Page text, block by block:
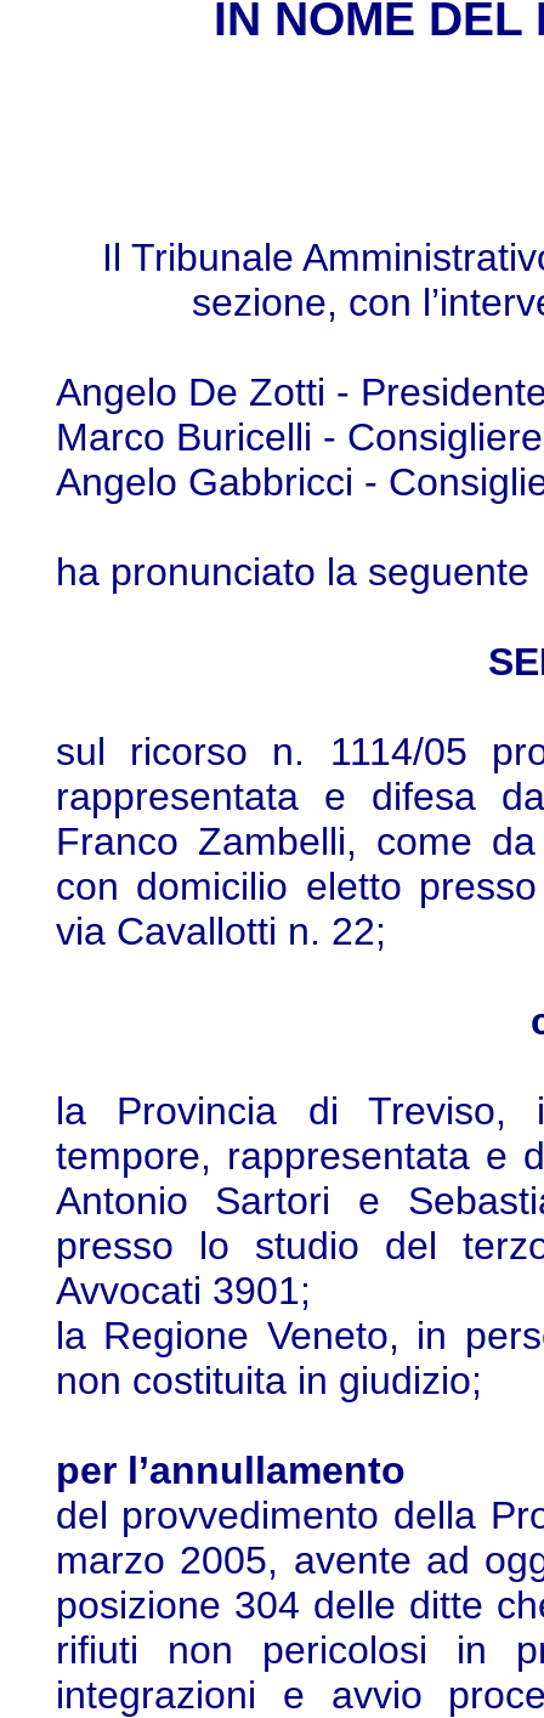
IN NOME DEL
Il Tribunale
sezione, con
Angelo De Zotti -
Marco Buricelli - Consigliere
Angelo Gabbricci -
ha pronunciato la seguente
sul ricorso n. 1114/05
rappresentata e difesa
Franco Zambelli, come
con domicilio eletto
via Cavallotti n. 22;
la Provincia di Treviso,
tempore, rappresentata e
Antonio Sartori e
presso lo studio del
Avvocati 3901;
la Regione Veneto, in
non costituita in giudizio;
per l’annullamento
del provvedimento della
marzo 2005, avente ad
posizione 304 delle ditte
rifiuti non pericolosi in
integrazioni e avvio